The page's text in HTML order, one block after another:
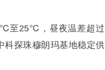
至25℃，昼夜温差超过
探珠穆朗玛基地稳定供